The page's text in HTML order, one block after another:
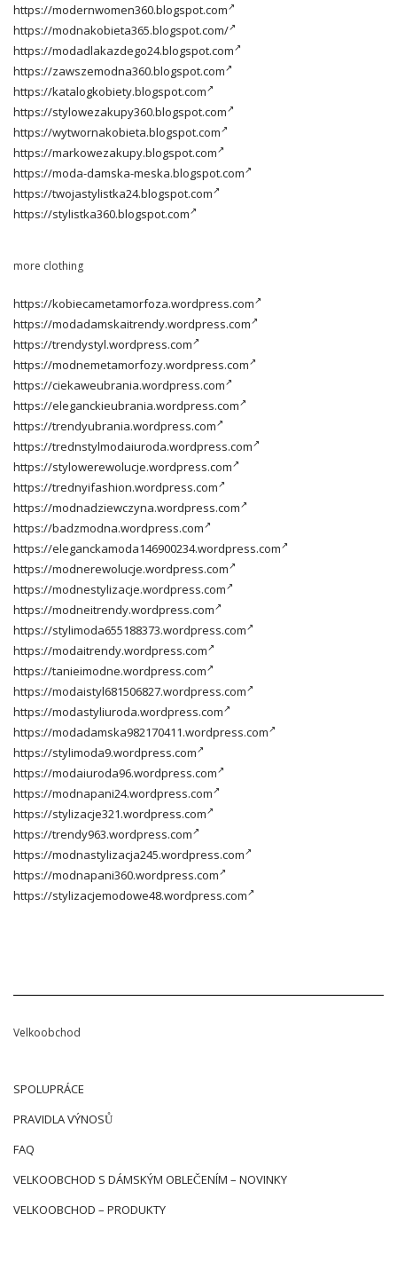
https://modernwomen360.blogspot.com
https://modnakobieta365.blogspot.com/
https://modadlakazdego24.blogspot.com
https://zawszemodna360.blogspot.com
https://katalogkobiety.blogspot.com
https://stylowezakupy360.blogspot.com
https://wytwornakobieta.blogspot.com
https://markowezakupy.blogspot.com
https://moda-damska-meska.blogspot.com
https://twojastylistka24.blogspot.com
https://stylistka360.blogspot.com
more clothing
https://kobiecametamorfoza.wordpress.com
https://modadamskaitrendy.wordpress.com
https://trendystyl.wordpress.com
https://modnemetamorfozy.wordpress.com
https://ciekaweubrania.wordpress.com
https://eleganckieubrania.wordpress.com
https://trendyubrania.wordpress.com
https://trednstylmodaiuroda.wordpress.com
https://stylowerewolucje.wordpress.com
https://trednyifashion.wordpress.com
https://modnadziewczyna.wordpress.com
https://badzmodna.wordpress.com
https://eleganckamoda146900234.wordpress.com
https://modnerewolucje.wordpress.com
https://modnestylizacje.wordpress.com
https://modneitrendy.wordpress.com
https://stylimoda655188373.wordpress.com
https://modaitrendy.wordpress.com
https://tanieimodne.wordpress.com
https://modaistyl681506827.wordpress.com
https://modastyliuroda.wordpress.com
https://modadamska982170411.wordpress.com
https://stylimoda9.wordpress.com
https://modaiuroda96.wordpress.com
https://modnapani24.wordpress.com
https://stylizacje321.wordpress.com
https://trendy963.wordpress.com
https://modnastylizacja245.wordpress.com
https://modnapani360.wordpress.com
https://stylizacjemodowe48.wordpress.com
Velkoobchod
SPOLUPRÁCE
PRAVIDLA VÝNOSŮ
FAQ
VELKOOBCHOD S DÁMSKÝM OBLEČENÍM – NOVINKY
VELKOOBCHOD – PRODUKTY